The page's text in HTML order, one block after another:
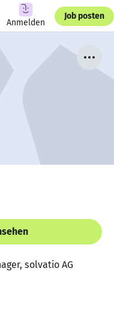
Anmelden
Job posten
solvatio AG